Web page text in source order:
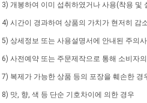
3) 개봉하여 이미 섭취하였거나 사용(착용 및
4) 시간이 경과하여 상품의 가치가 현저히 감
5) 상세정보 또는 사용설명서에 안내된 주의
6) 사전예약 또는 주문제작으로 통해 소비자
7) 복제가 가능한 상품 등의 포장을 훼손한 경
8) 맛, 향, 색 등 단순 기호차이에 의한 경우